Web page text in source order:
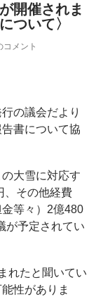
開催されま
ついて〉
コメント
の議会だより
書について協
大雪に対応す
、その他経費
金等々）2億480
が予定されてい
れたと聞いてい
性がありま